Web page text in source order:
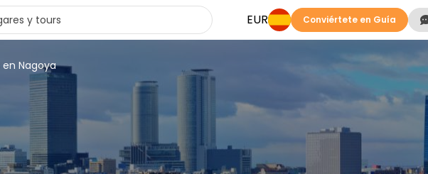
EUR Conviértete en Guía
Nagoya